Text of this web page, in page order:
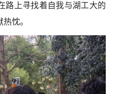
路上寻找着自我与湖工大的
热忱。